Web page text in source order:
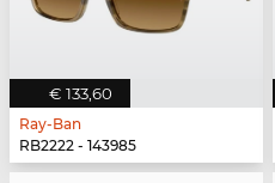
€ 133,60
Ray-Ban
RB2222 - 143985